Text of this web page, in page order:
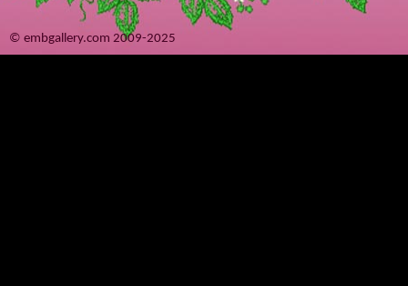
© embgallery.com 2009-2025